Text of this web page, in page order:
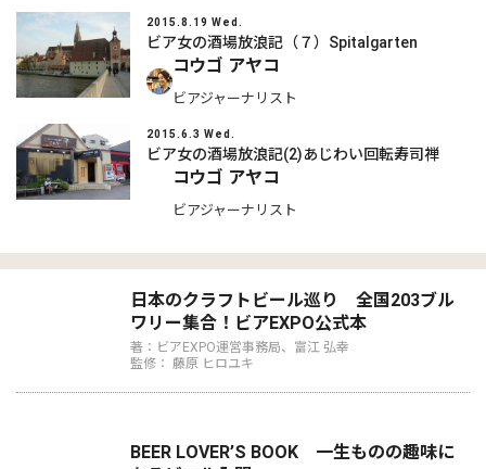
2015.8.19 Wed.
ビア女の酒場放浪記（７）Spitalgarten
コウゴ アヤコ
ビアジャーナリスト
2015.6.3 Wed.
ビア女の酒場放浪記(2)あじわい回転寿司禅
コウゴ アヤコ
ビアジャーナリスト
日本のクラフトビール巡り 全国203ブル
ワリー集合！ビアEXPO公式本
著：ビアEXPO運営事務局、富江 弘幸